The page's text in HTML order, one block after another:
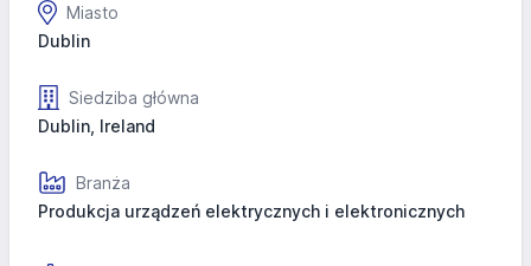
Miasto
Dublin
Siedziba główna
Dublin, Ireland
Branża
Produkcja urządzeń elektrycznych i elektronicznych